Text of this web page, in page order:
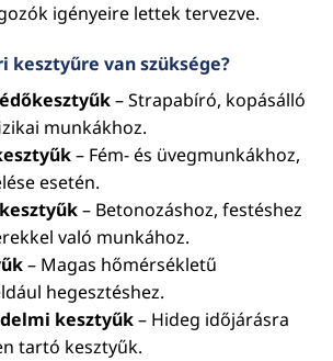
igényeire lettek tervezve.
kesztyűre van szüksége?
– Strapabíró, kopásálló
munkákhoz.
– Fém- és üvegmunkákhoz,
esetén.
– Betonozáshoz, festéshez
való munkához.
– Magas hőmérsékletű
hegesztéshez.
kesztyűk– Hideg időjárásra
tartó kesztyűk.